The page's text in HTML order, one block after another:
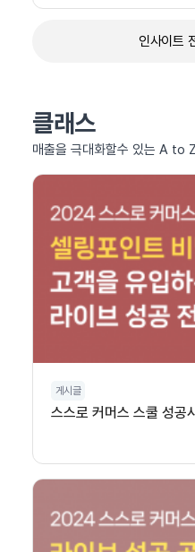
인사이트
클래스
매출을 극대화할수 있는 A to
게시글
스스로 커머스 스쿨 성공